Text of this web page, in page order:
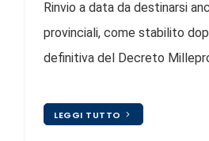
Rinvio a data da destinarsi
provinciali, come stabilito
definitiva del Decreto
LEGGI TUTTO